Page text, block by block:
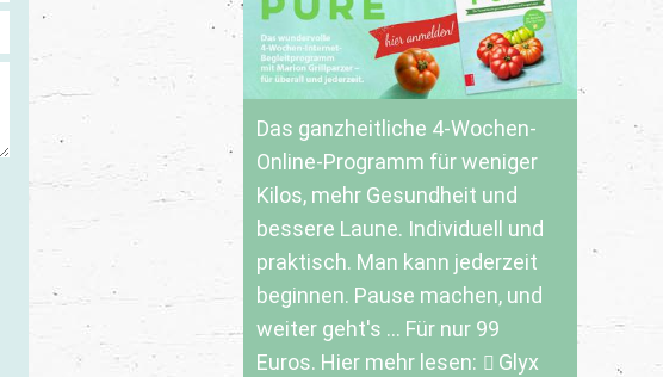
Das ganzheitliche 4-Wochen-
Online-Programm für weniger
Kilos, mehr Gesundheit und
bessere Laune. Individuell und
praktisch. Man kann jederzeit
beginnen. Pause machen, und
weiter geht's ... Für nur 99
Euros. Hier mehr lesen:
Glyx